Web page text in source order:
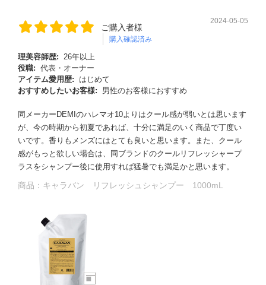
ご購入者様
購入確認済み
2024-05-05
理美容師歴: 26年以上
役職: 代表・オーナー
アイテム愛用歴:
はじめて
おすすめしたいお客様:
男性のお客様におすすめ
同メーカーDEMIのハレマオ10よりはクール感が弱いとは思います
が、今の時期から初夏であれば、十分に満足のいく商品で丁度い
いです。香りもメンズにはとても良いと思います。また、クール
感がもっと欲しい場合は、同ブランドのクールリフレッシャープ
ラスをシャンプー後に使用すれば猛暑でも満足かと思います。
商品： キャラバン リフレッシュシャンプー 1000mL